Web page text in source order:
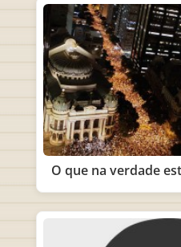
O que na verdade